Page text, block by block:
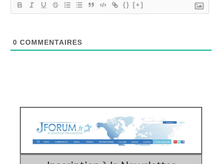
{} [+]
0 COMMENTAIRES